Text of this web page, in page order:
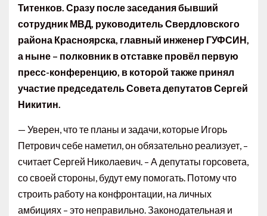
Титенков. Сразу после заседания бывший
сотрудник МВД, руководитель Свердловского
района Красноярска, главный инженер ГУФСИН,
а ныне – полковник в отставке провёл первую
пресс-конференцию, в которой также принял
участие председатель Совета депутатов Сергей
Никитин.
— Уверен, что те планы и задачи, которые Игорь
Петрович себе наметил, он обязательно реализует, –
считает Сергей Николаевич. – А депутаты горсовета,
со своей стороны, будут ему помогать. Потому что
строить работу на конфронтации, на личных
амбициях – это неправильно. Законодательная и